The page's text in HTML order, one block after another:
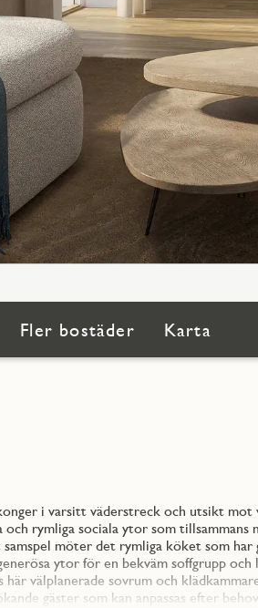
Fler bostäder Karta
i varsitt väderstreck och utsikt
rymliga sociala ytor som tillsammans
möter det rymliga köket som
ytor för en bekväm soffgrupp och
välplanerade sovrum och
gäster som kan anpassas efter behov.